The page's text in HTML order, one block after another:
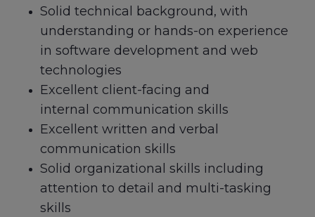
Solid technical background, with
understanding or hands-on experience
in software development and web
technologies
Excellent client-facing and
internal communication skills
Excellent written and verbal
communication skills
Solid organizational skills including
attention to detail and multi-tasking
skills